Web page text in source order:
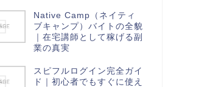
Native Camp（ネイティ
ブキャンプ）バイトの全貌
｜在宅講師として稼げる副
業の真実
スピフルログイン完全ガイ
ド｜初心者でもすぐに使え